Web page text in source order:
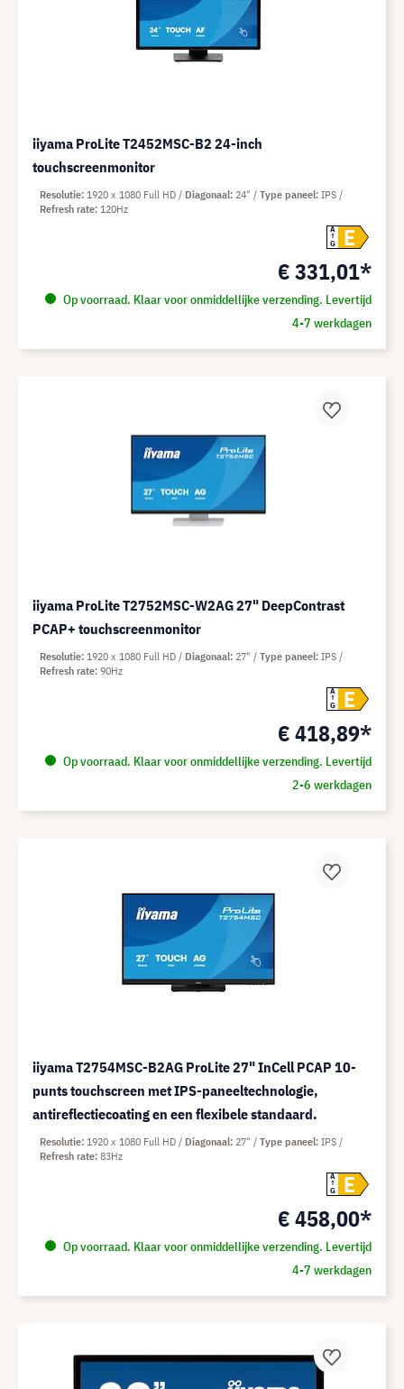
iiyama ProLite T2452MSC-B2 24-inch
touchscreenmonitor
A
G
E
€ 331,01*
Op voorraad. Klaar voor onmiddellijke verzending. Levertijd
4-7 werkdagen
Resolutie 1920 x 1080 Full HD Diagonaal 24" Type paneel IPS
Refresh rate 120Hz
iiyama ProLite T2752MSC-W2AG 27" DeepContrast
PCAP+ touchscreenmonitor
A
G
E
€ 418,89*
Op voorraad. Klaar voor onmiddellijke verzending. Levertijd
2-6 werkdagen
Resolutie 1920 x 1080 Full HD Diagonaal 27" Type paneel IPS
Refresh rate 90Hz
iiyama T2754MSC-B2AG ProLite 27" InCell PCAP 10-
punts touchscreen met IPS-paneeltechnologie,
antireflectiecoating en een flexibele standaard.
A
G
E
€ 458,00*
Op voorraad. Klaar voor onmiddellijke verzending. Levertijd
4-7 werkdagen
Resolutie 1920 x 1080 Full HD Diagonaal 27" Type paneel IPS
Refresh rate 83Hz